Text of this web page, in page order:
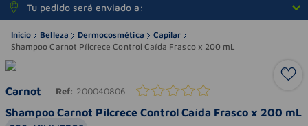
Tu pedido será enviado a:
Inicio Belleza Dermocosmética
Capilar
Shampoo Carnot Pílcrece Control Caída Frasco x 200 mL
Carnot Ref: 200040806
Shampoo Carnot Pílcrece Control Caída Frasco x 200 mL